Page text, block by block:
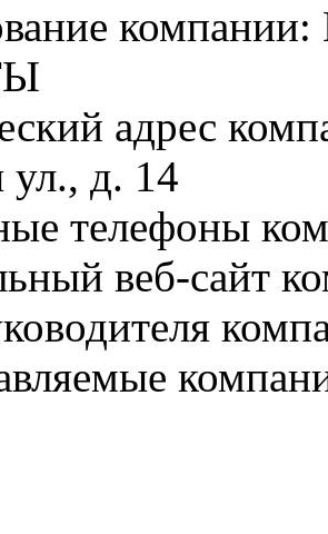
адрес
д. 14
телефоны
веб-сайт